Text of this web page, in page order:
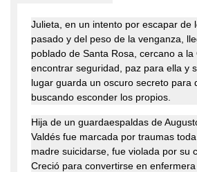
Julieta, en un intento por escapar de
pasado y del peso de la venganza,
poblado de Santa Rosa, cercano a la
encontrar seguridad, paz para ella y
lugar guarda un oscuro secreto para
buscando esconder los propios.
Hija de un guardaespaldas de
Valdés fue marcada por traumas
madre suicidarse, fue violada por su
Creció para convertirse en